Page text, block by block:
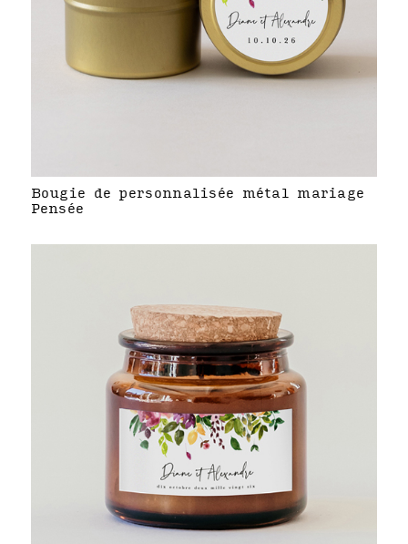
Bougie de personnalisée métal mariage
Pensée